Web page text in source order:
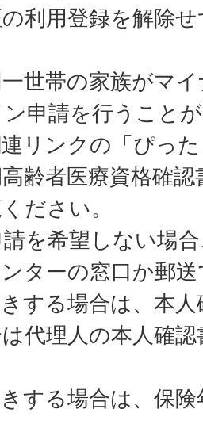
利用登録を解除
世帯の家族がマ
申請を行うこと
リンクの「ぴっ
齢者医療資格確
ださい。
を希望しない場
ターの窓口か郵
きする場合は、本
代理人の本人確
きする場合は、保